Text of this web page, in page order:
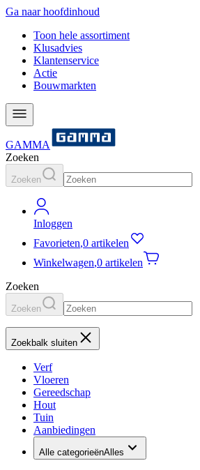
Ga naar hoofdinhoud
Toon hele assortiment
Klusadvies
Klantenservice
Actie
Bouwmarkten
GAMMA
Zoeken
Zoeken
Inloggen
Favorieten,0 artikelen
Winkelwagen,0 artikelen
Zoeken
Zoeken
Zoekbalk sluiten
Verf
Vloeren
Gereedschap
Hout
Tuin
Aanbiedingen
Alle categorieënAlles